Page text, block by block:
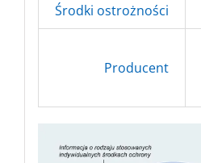
Środki ostrożności
Producent